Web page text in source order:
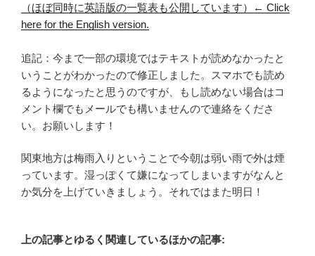
（ほぼ同時に英語版の一覧表も公開しています）← Click
here for the English version.
追記：今まで一部の環境ではテキストが読めなかったと
いうことがわかったので修正しました。スマホでも読め
るようになったと思うのですが、もし読めない場合はコ
メント欄でもメールでも構いませんので連絡をくださ
い。お願いします！
関東地方は梅雨入りということで今朝は弱い雨で外は煙
っています。湿っぽくて嫌になってしまいますがなんと
か気分を上げていきましょう。それではまた明日！
上の記事とゆるく関連しているほかの記事: